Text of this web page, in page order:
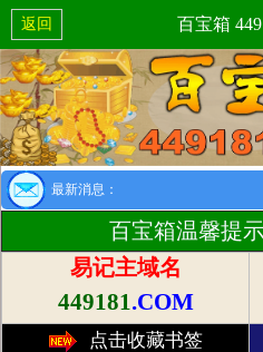
返回 百宝箱
最新消息：
百宝箱温馨提
易记主域名
449181.COM
点击收藏书签